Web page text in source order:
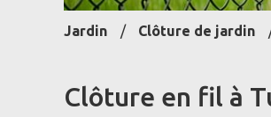
Jardin Clôture de jardin
Clôture en fil à